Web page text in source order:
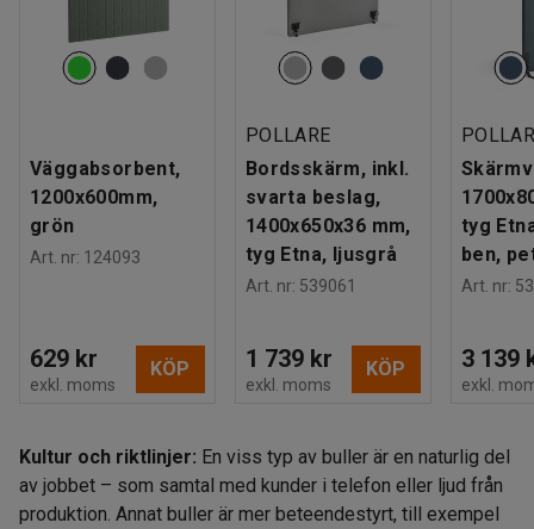
Väggabsorbent,
1200x600mm,
grön
Art. nr: 124093
629 kr
exkl. moms
KÖP
POLLARE
Bordsskärm, inkl.
svarta beslag,
1400x650x36 mm,
tyg Etna, ljusgrå
Art. nr: 539061
1 739 kr
exkl. moms
KÖP
tyg
ben,
Art. nr:
3 139
exkl.
Kultur och riktlinjer: En viss typ av buller är en naturlig del
av jobbet – som samtal med kunder i telefon eller ljud från
produktion. Annat buller är mer beteendestyrt, till exempel